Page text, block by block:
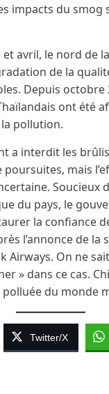
impacts du smog
avril, le nord de
de la
Depuis octobre
ont été
pollution.
a interdit les
poursuites, mais
Soucieux
du pays, le
la confiance
l’annonce de la
Airways. On ne
» dans ce cas.
polluée du monde
Twitter/X